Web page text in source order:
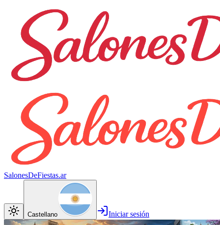
SalonesDeFiestas.ar
Castellano Iniciar sesión